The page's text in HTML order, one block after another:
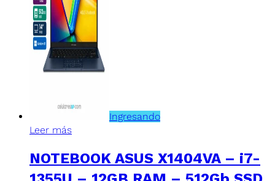
Ingresando
Leer más
NOTEBOOK ASUS X1404VA – i7-